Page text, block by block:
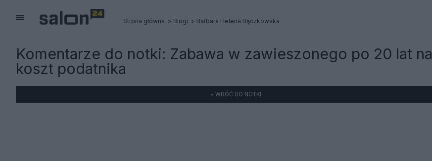
Strona główna Blogi Barbara Helena Bączkowska
Komentarze do notki: Zabawa w zawieszonego po 20 lat na
koszt podatnika
« WRÓĆ DO NOTKI